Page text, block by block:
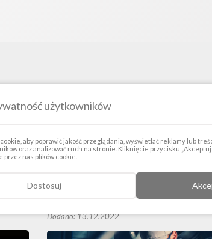
kredyt"
UMOWA ZLECENIE PRZY SZYBKIM
Dodano: 13.12.2022
użytkowników
aby poprawić jakość przeglądania, wyświetlać reklamy lub
oraz analizować ruch na stronie. Kliknięcie przycisku „Akceptuj
nas plików cookie.
Dostosuj